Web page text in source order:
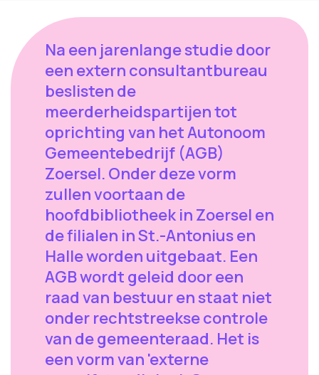
Na een jarenlange studie door
een extern consultantbureau
beslisten de
meerderheidspartijen tot
oprichting van het Autonoom
Gemeentebedrijf (AGB)
Zoersel. Onder deze vorm
zullen voortaan de
hoofdbibliotheek in Zoersel en
de filialen in St.-Antonius en
Halle worden uitgebaat. Een
AGB wordt geleid door een
raad van bestuur en staat niet
onder rechtstreekse controle
van de gemeenteraad. Het is
een vorm van 'externe